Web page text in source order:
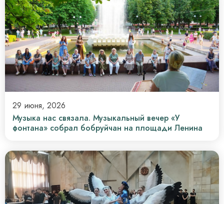
29 июня, 2026
Музыка нас связала. Музыкальный вечер «У
фонтана» собрал бобруйчан на площади Ленина